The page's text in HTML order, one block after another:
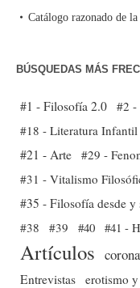
Catálogo razonado de
BÚSQUEDAS MÁS
#1 - Filosofía 2.0 #2 -
#18 - Literatura Infantil
#21 - Arte #29 -
#31 - Vitalismo
#35 - Filosofía desde
#38
#39 #40 #41 -
Artículos
Entrevistas erotismo